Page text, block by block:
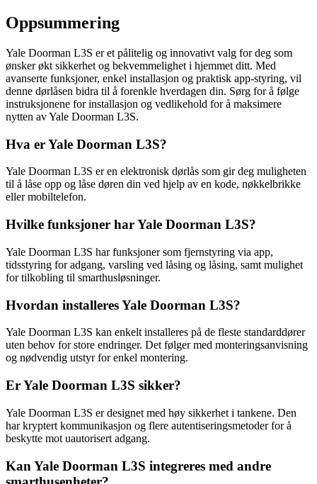
Oppsummering
Yale Doorman L3S er et pålitelig og innovativt valg for deg som
ønsker økt sikkerhet og bekvemmelighet i hjemmet ditt. Med
avanserte funksjoner, enkel installasjon og praktisk app-styring, vil
denne dørlåsen bidra til å forenkle hverdagen din. Sørg for å følge
instruksjonene for installasjon og vedlikehold for å maksimere
nytten av Yale Doorman L3S.
Hva er Yale Doorman L3S?
Yale Doorman L3S er en elektronisk dørlås som gir deg muligheten
til å låse opp og låse døren din ved hjelp av en kode, nøkkelbrikke
eller mobiltelefon.
Hvilke funksjoner har Yale Doorman L3S?
Yale Doorman L3S har funksjoner som fjernstyring via app,
tidsstyring for adgang, varsling ved låsing og låsing, samt mulighet
for tilkobling til smarthusløsninger.
Hvordan installeres Yale Doorman L3S?
Yale Doorman L3S kan enkelt installeres på de fleste standarddører
uten behov for store endringer. Det følger med monteringsanvisning
og nødvendig utstyr for enkel montering.
Er Yale Doorman L3S sikker?
Yale Doorman L3S er designet med høy sikkerhet i tankene. Den
har kryptert kommunikasjon og flere autentiseringsmetoder for å
beskytte mot uautorisert adgang.
Kan Yale Doorman L3S integreres med andre